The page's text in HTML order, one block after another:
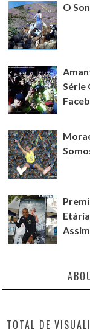
O
Série
TOTAL DE